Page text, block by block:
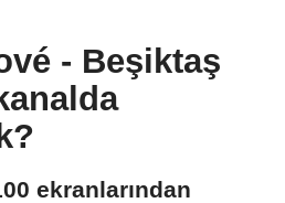
- Beşiktaş
ekranlarından